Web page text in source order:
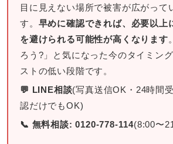
目に見えない場所で被害が広がって
す。 早めに確認できれば、必要以上
を避けられる可能性が高くなります
ろう?」と気になった今のタイミン
ストの低い段階です。
💬 LINE相談(写真送信OK・24時間
認だけでもOK)
📞 無料相談: 0120-778-114(8:00〜